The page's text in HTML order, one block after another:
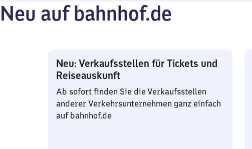
Neu auf bahnhof.de
Neu: Verkaufsstellen für Tickets und
Reiseauskunft
Ab sofort finden Sie die Verkaufsstellen
anderer Verkehrsunternehmen ganz einfach
auf bahnhof.de